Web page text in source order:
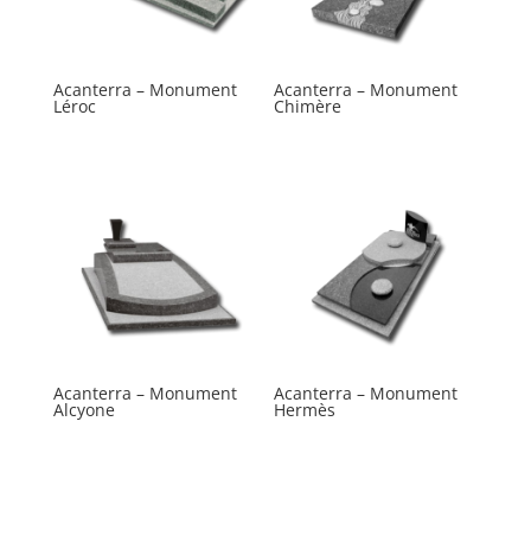
Acanterra – Monument
Léroc
Acanterra – Monument
Chimère
Acanterra – Monument
Alcyone
Acanterra – Monument
Hermès